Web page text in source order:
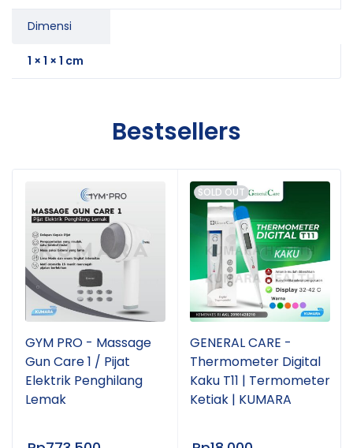
Dimensi
1 × 1 × 1 cm
Bestsellers
GYM PRO - Massage
Gun Care 1 / Pijat
Elektrik Penghilang
Lemak
SOLD OUT
GENERAL CARE -
Thermometer Digital
Kaku T11 | Termometer
Ketiak | KUMARA